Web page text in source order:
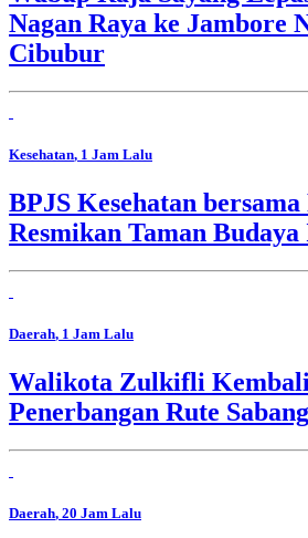
Nagan Raya ke Jambore
Cibubur
Kesehatan, 1 Jam Lalu
BPJS Kesehatan bersama
Resmikan Taman
Daerah, 1 Jam Lalu
Walikota Zulkifli
Penerbangan Rute
Daerah, 20 Jam Lalu